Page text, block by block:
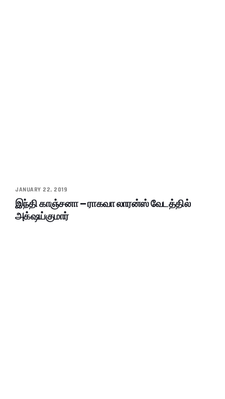
JANUARY 22, 2019
இந்தி காஞ்சனா – ராகவா லாரன்ஸ் வேடத்தில்
அக்‌ஷய்குமார்